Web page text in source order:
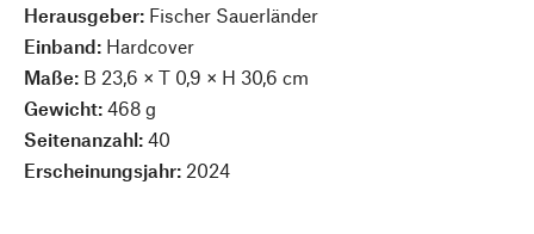
Herausgeber: Fischer Sauerländer
Einband: Hardcover
Maße: B 23,6 × T 0,9 × H 30,6 cm
Gewicht: 468 g
Seitenanzahl: 40
Erscheinungsjahr: 2024